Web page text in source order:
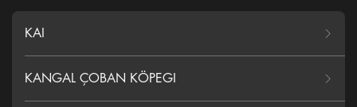
KAI
KANGAL ÇOBAN KÖPEGI